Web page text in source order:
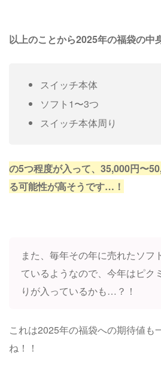
以上のことから2025年の福袋の
スイッチ本体
ソフト1〜3つ
スイッチ本体周り
の5つ程度が入って、35,000円〜
る可能性が高そうです…！
また、毎年その年に売れたソフ
ているようなので、今年はピク
りが入っているかも…？！
これは2025年の福袋への期待値も
ね！！